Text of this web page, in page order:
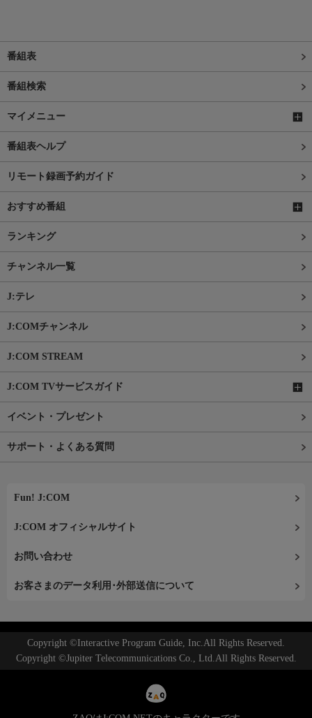
番組表
番組検索
マイメニュー
番組表ヘルプ
リモート録画予約ガイド
おすすめ番組
ランキング
チャンネル一覧
J:テレ
J:COMチャンネル
J:COM STREAM
J:COM TVサービスガイド
イベント・プレゼント
サポート・よくある質問
Fun! J:COM
J:COM オフィシャルサイト
お問い合わせ
お客さまのデータ利用･外部送信について
Copyright ©Interactive Program Guide, Inc.All Rights Reserved.
Copyright ©Jupiter Telecommunications Co., Ltd.All Rights Reserved.